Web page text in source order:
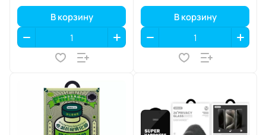
В корзину В корзину